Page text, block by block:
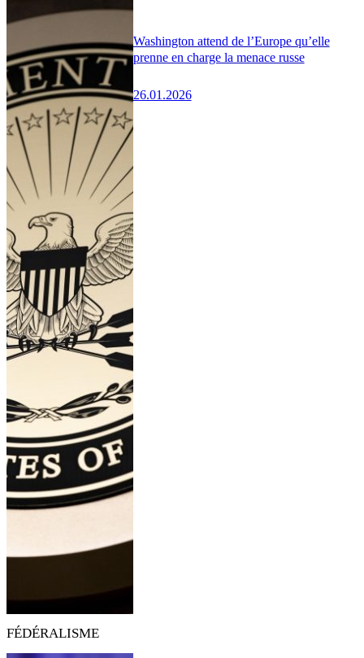
Washington attend de l’Europe qu’elle
prenne en charge la menace russe
26.01.2026
FÉDÉRALISME